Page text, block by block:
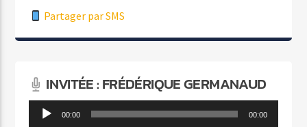
Partager par SMS
INVITÉE : FRÉDÉRIQUE GERMANAUD
Lecteur 00:00 00:00